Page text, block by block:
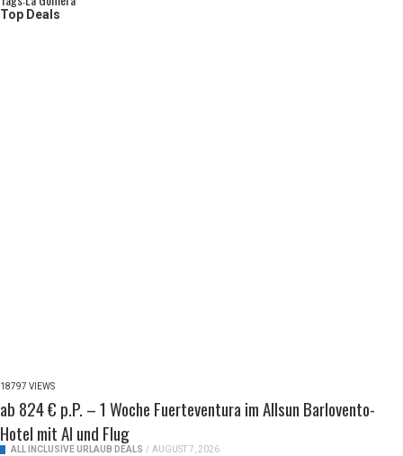
Top Deals
18797 VIEWS
ab 824 € p.P. – 1 Woche Fuerteventura im Allsun Barlovento-
Hotel mit AI und Flug
ALL INCLUSIVE URLAUB DEALS / AUGUST 7, 2026